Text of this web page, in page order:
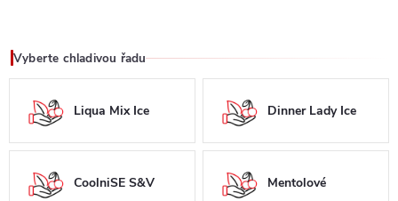
Vyberte chladivou řadu
Liqua Mix Ice Dinner Lady Ice
CoolniSE S&V Mentolové